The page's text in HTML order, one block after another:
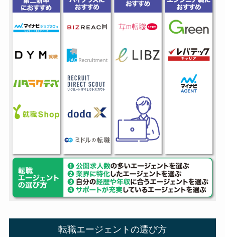
転職エージェントの選び方